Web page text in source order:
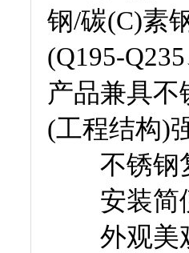
钢/碳(C)素
(Q195-
产品兼具
(工程结构)
不锈钢复
安装简便
外观美观